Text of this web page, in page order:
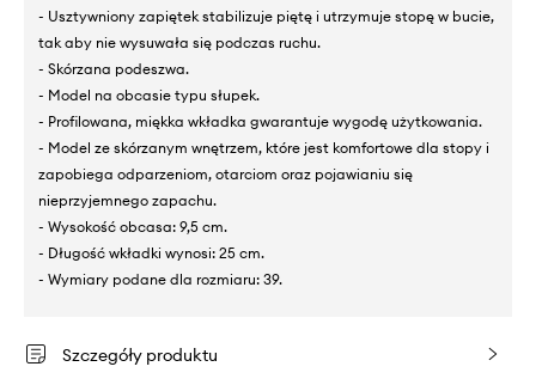
- Usztywniony zapiętek stabilizuje piętę i utrzymuje stopę w bucie,
tak aby nie wysuwała się podczas ruchu.
- Skórzana podeszwa.
- Model na obcasie typu słupek.
- Profilowana, miękka wkładka gwarantuje wygodę użytkowania.
- Model ze skórzanym wnętrzem, które jest komfortowe dla stopy i
zapobiega odparzeniom, otarciom oraz pojawianiu się
nieprzyjemnego zapachu.
- Wysokość obcasa: 9,5 cm.
- Długość wkładki wynosi: 25 cm.
- Wymiary podane dla rozmiaru: 39.
Szczegóły produktu